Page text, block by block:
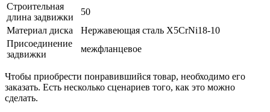
Строительная
длина задвижки
50
Материал диска
Нержавеющая сталь X5CrNi18-10
Присоединение
задвижки
межфланцевое
Чтобы приобрести понравившийся товар, необходимо его
заказать. Есть несколько сценариев того, как это можно
сделать.